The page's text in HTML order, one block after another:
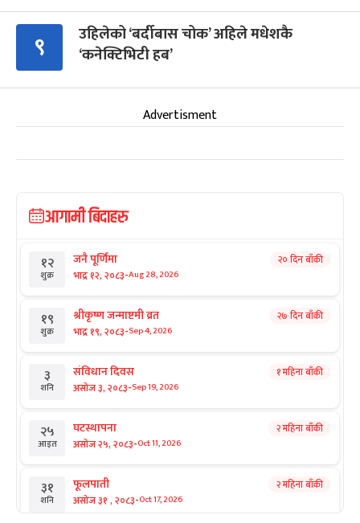
९
उहिलेको ‘बर्दीबास चोक’ अहिले मधेशकै
‘कनेक्टिभिटी हब’
Advertisment
आगामी बिदाहरु
१२
शुक्र
जनै पूर्णिमा
भाद्र १२, २०८३-Aug 28, 2026
२० दिन बाँकी
१९
शुक्र
श्रीकृष्ण जन्माष्टमी व्रत
भाद्र १९, २०८३-Sep 4, 2026
२७ दिन बाँकी
३
शनि
संविधान दिवस
असोज ३, २०८३-Sep 19, 2026
१ महिना बाँकी
२५
आइत
घटस्थापना
असोज २५, २०८३-Oct 11, 2026
२ महिना बाँकी
३१
शनि
फूलपाती
असोज ३१ , २०८३-Oct 17, 2026
२ महिना बाँकी